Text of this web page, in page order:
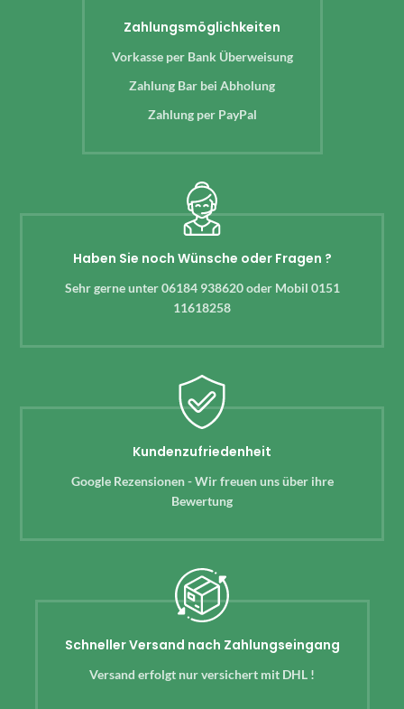
Zahlungsmöglichkeiten
Vorkasse per Bank Überweisung
Zahlung Bar bei Abholung
Zahlung per PayPal
Haben Sie noch Wünsche oder Fragen ?
Sehr gerne unter 06184 938620 oder Mobil 0151
11618258
Kundenzufriedenheit
Google Rezensionen - Wir freuen uns über ihre
Bewertung
Schneller Versand nach Zahlungseingang
Versand erfolgt nur versichert mit DHL !